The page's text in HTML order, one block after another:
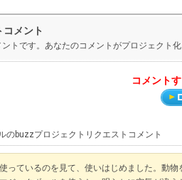
メント
トです。あなたのコメントがプロジェクト
コメント
のbuzzプロジェクトリクエストコメント
っているのを見て、使いはじめました。動